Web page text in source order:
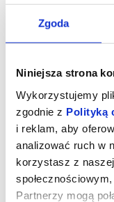
Zgoda
Niniejsza strona
Wykorzystujemy
zgodnie z Polityką
i reklam, aby
analizować ruch w
korzystasz z
Partnerzy mogą